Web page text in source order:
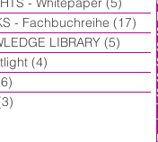
- Fachbuchreihe (17)
LIBRARY (5) 5
(4)